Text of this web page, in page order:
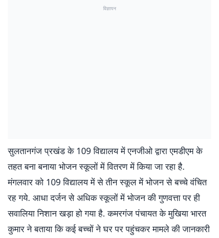
विज्ञापन
सुलतानगंज प्रखंड के 109 विद्यालय में एनजीओ द्वारा एमडीएम के
तहत बना बनाया भोजन स्कूलों में वितरण में किया जा रहा है.
मंगलवार को 109 विद्यालय में से तीन स्कूल में भोजन से बच्चे वंचित
रह गये. आधा दर्जन से अधिक स्कूलों में भोजन की गुणवत्ता पर ही
सवालिया निशान खड़ा हो गया है. कमरगंज पंचायत के मुखिया भारत
कुमार ने बताया कि कई बच्चों ने घर पर पहुंचकर मामले की जानकारी